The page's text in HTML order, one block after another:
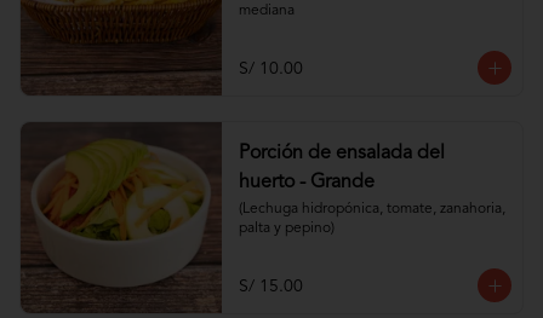
mediana
S/ 10.00
Porción de ensalada del
huerto - Grande
(Lechuga hidropónica, tomate, zanahoria,
palta y pepino)
S/ 15.00